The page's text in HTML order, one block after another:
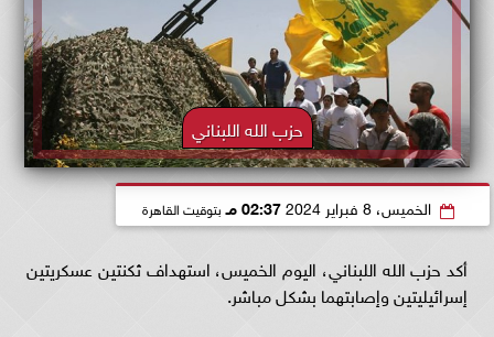
حزب الله اللبناني
الخميس، 8 فبراير 2024 02:37 مـ بتوقيت القاهرة
أكد حزب الله اللبناني، اليوم الخميس، استهداف ثكنتين عسكريتين
إسرائيليتين وإصابتهما بشكل مباشر.